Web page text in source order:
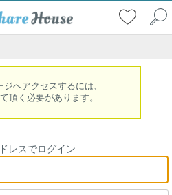
へアクセスするには、
頂く必要があります。
レスでログイン